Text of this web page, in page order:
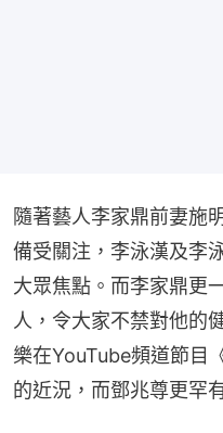
隨著藝人李家鼎前妻施
備受關注，李泳漢及李
大眾焦點。而李家鼎更
人，令大家不禁對他的
樂在YouTube頻道節目
的近況，而鄧兆尊更罕